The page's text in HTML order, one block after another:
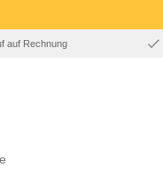
auf Rechnung